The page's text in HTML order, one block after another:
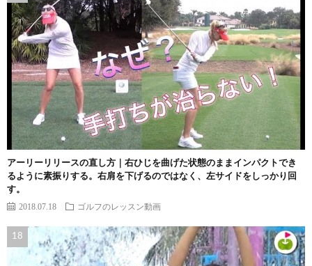
アーリーリリースの直し方｜右ひじを曲げた状態のままインパクトでき
るように素振りする。右肩を下げるのではなく、左サイドをしっかり回
す。
2018.07.18 ゴルフのレッスン動画